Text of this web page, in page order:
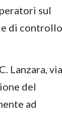
sul
di controllo
Lanzara, via
del
ad